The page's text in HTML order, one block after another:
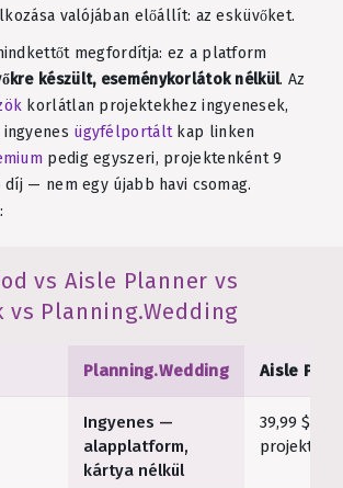
valójában előállít: az esküvőket.
megfordítja: ez a platform
készült, eseménykorlátok nélkül. Az
korlátlan projektekhez ingyenesek,
ügyfélportáltkap linken
pedig egyszeri, projektenként 9
— nem egy újabb havi csomag.
vs Aisle Planner vs
vs Planning.Wedding
Planning.Wedding Aisle
Ingyenes —
alapplatform,
kártya nélkül
39,99 $/hó
projektre*